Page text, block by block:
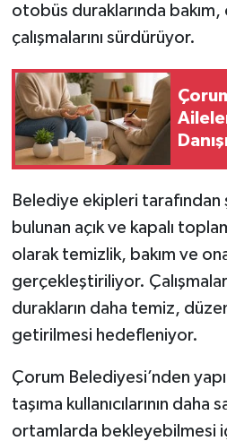
otobüs duraklarında bakım,
çalışmalarını sürdürüyor.
Belediye ekipleri
bulunan açık ve kapalı
olarak temizlik, bakım ve
gerçekleştiriliyor.
durakların daha temiz,
getirilmesi hedefleniyor.
Çorum Belediyesi’nden
taşıma kullanıcılarının daha
ortamlarda bekleyebilmesi